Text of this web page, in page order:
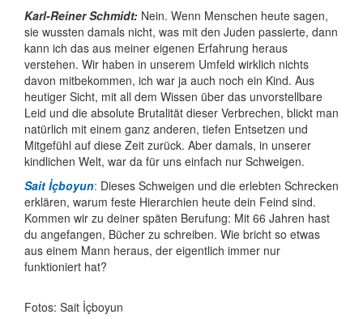
Karl-Reiner Schmidt: Nein. Wenn Menschen heute sagen,
sie wussten damals nicht, was mit den Juden passierte, dann
kann ich das aus meiner eigenen Erfahrung heraus
verstehen. Wir haben in unserem Umfeld wirklich nichts
davon mitbe­kommen, ich war ja auch noch ein Kind. Aus
heutiger Sicht, mit all dem Wissen über das unvor­stell­bare
Leid und die absolute Brutalität dieser Verbrechen, blickt man
natürlich mit einem ganz anderen, tiefen Entsetzen und
Mitgefühl auf diese Zeit zurück. Aber damals, in unserer
kindlichen Welt, war da für uns einfach nur Schweigen.
Sait İçboyun: Dieses Schweigen und die erlebten Schrecken
erklären, warum feste Hierar­chien heute dein Feind sind.
Kommen wir zu deiner späten Berufung: Mit 66 Jahren hast
du angefangen, Bücher zu schreiben. Wie bricht so etwas
aus einem Mann heraus, der eigentlich immer nur
funktioniert hat?
Fotos: Sait İçboyun